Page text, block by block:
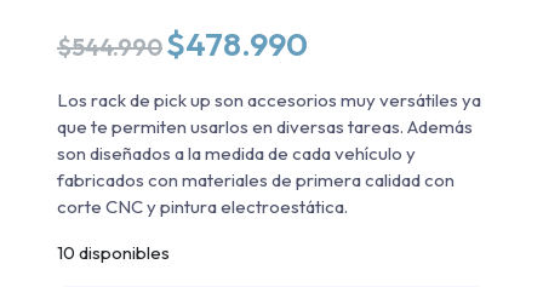
$544.990 El
precio
original
era:
$544.990.
$478.990
actual
es:
$478.990.
Los rack de pick up son accesorios muy versátiles ya
que te permiten usarlos en diversas tareas. Además
son diseñados a la medida de cada vehículo y
fabricados con materiales de primera calidad con
corte CNC y pintura electroestática.
10 disponibles